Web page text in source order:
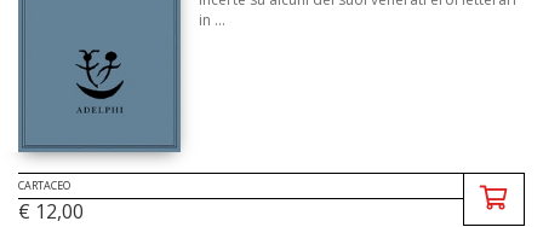
in ...
CARTACEO
€ 12,00